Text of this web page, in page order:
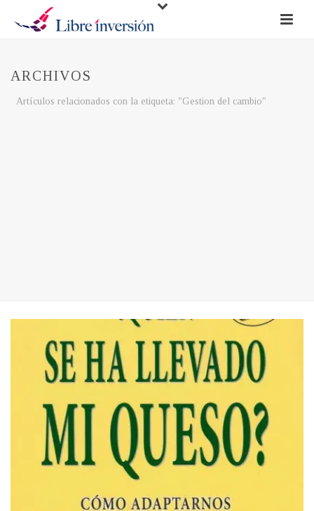
ARCHIVOS
Artículos relacionados con la etiqueta: "Gestion del cambio"